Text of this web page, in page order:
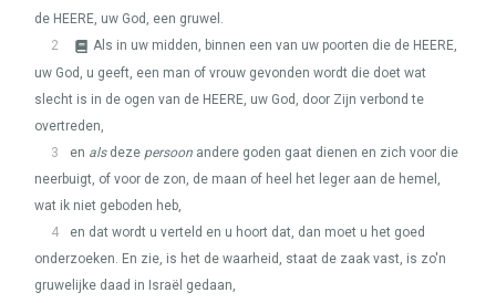
de HEERE, uw God, een gruwel.
2
Als in uw midden, binnen een van uw poorten die de HEERE,
uw God, u geeft, een man of vrouw gevonden wordt die doet wat
slecht is in de ogen van de HEERE, uw God, door Zijn verbond te
overtreden,
3
en alsdeze persoon andere goden gaat dienen en zich voor die
neerbuigt, of voor de zon, de maan of heel het leger aan de hemel,
wat ik niet geboden heb,
4
en dat wordt u verteld en u hoort dat, dan moet u het goed
onderzoeken. En zie, is het de waarheid, staat de zaak vast, is zo'n
gruwelijke daad in Israël gedaan,